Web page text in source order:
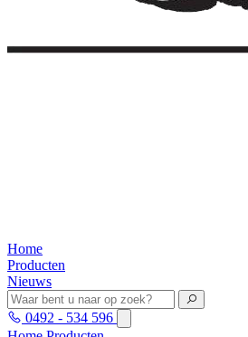
Home
Producten
Nieuws
0492 - 534 596